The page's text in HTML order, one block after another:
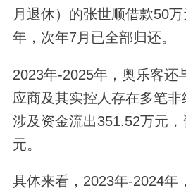
月退休）的张世顺借款50
年，次年7月已全部归还。
2023年-2025年，奥乐客还
应商及其实控人存在多笔非
涉及资金流出351.52万元
元。
具体来看，2023年-2024年